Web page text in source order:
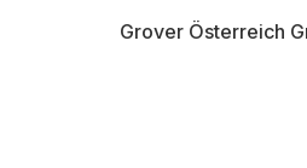
Grover Österreich